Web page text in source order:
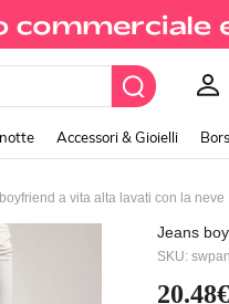
Accessori & Gioielli
a vita alta lavati con la neve
Jeans
SKU:
20.48€